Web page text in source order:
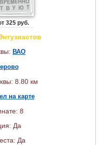
325 руб.
ВАО
8.80 км
на карте
8
Да
Да